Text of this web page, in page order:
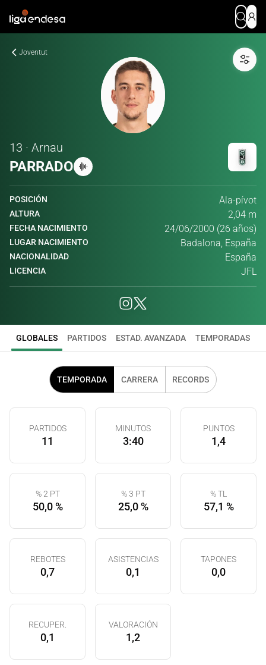
Joventut
13 · Arnau
PARRADO
POSICIÓN Ala-pívot
ALTURA 2,04 m
FECHA NACIMIENTO 24/06/2000 (26 años)
LUGAR NACIMIENTO Badalona, España
NACIONALIDAD España
LICENCIA JFL
GLOBALES PARTIDOS ESTAD. AVANZADA TEMPORADAS
TEMPORADA CARRERA RECORDS
PARTIDOS
11
MINUTOS
3:40
PUNTOS
1,4
% 2 PT
50,0 %
% 3 PT
25,0 %
% TL
57,1 %
REBOTES
0,7
ASISTENCIAS
0,1
TAPONES
0,0
RECUPER.
0,1
VALORACIÓN
1,2